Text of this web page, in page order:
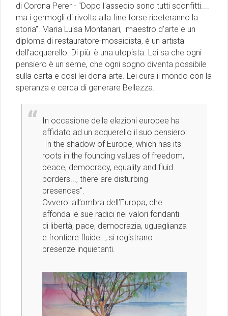
di Corona Perer - "Dopo l'assedio sono tutti sconfitti....
ma i germogli di rivolta alla fine forse ripeteranno la
storia". Maria Luisa Montanari, maestro d’arte e un
diploma di restauratore-mosaicista, è un artista
dell'acquerello. Di più: è una utopista. Lei sa che ogni
pensiero è un seme, che ogni sogno diventa possibile
sulla carta e così lei dona arte. Lei cura il mondo con la
speranza e cerca di generare Bellezza.
In occasione delle elezioni europee ha
affidato ad un acquerello il suo pensiero:
''In the shadow of Europe, which has its
roots in the founding values of freedom,
peace, democracy, equality and fluid
borders..., there are disturbing
presences''.
Ovvero: all’ombra dell’Europa, che
affonda le sue radici nei valori fondanti
di libertà, pace, democrazia, uguaglianza
e frontiere fluide…, si registrano
presenze inquietanti.